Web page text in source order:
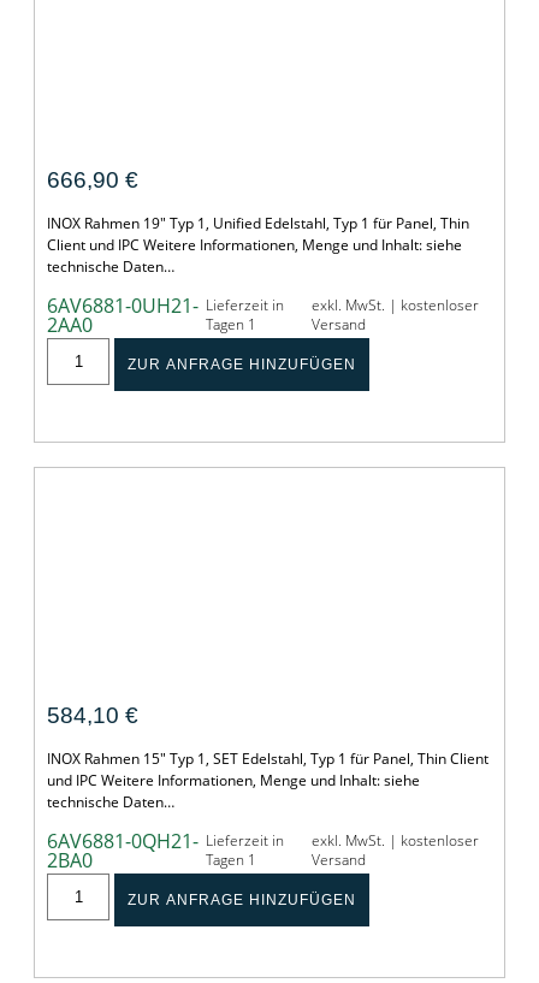
666,90 €
INOX Rahmen 19" Typ 1, Unified Edelstahl, Typ 1 für Panel, Thin
Client und IPC Weitere Informationen, Menge und Inhalt: siehe
technische Daten…
6AV6881-0UH21-
2AA0
Lieferzeit in
Tagen 1
exkl. MwSt. | kostenloser
Versand
ZUR ANFRAGE HINZUFÜGEN
584,10 €
INOX Rahmen 15" Typ 1, SET Edelstahl, Typ 1 für Panel, Thin Client
und IPC Weitere Informationen, Menge und Inhalt: siehe
technische Daten…
6AV6881-0QH21-
2BA0
Lieferzeit in
Tagen 1
exkl. MwSt. | kostenloser
Versand
ZUR ANFRAGE HINZUFÜGEN